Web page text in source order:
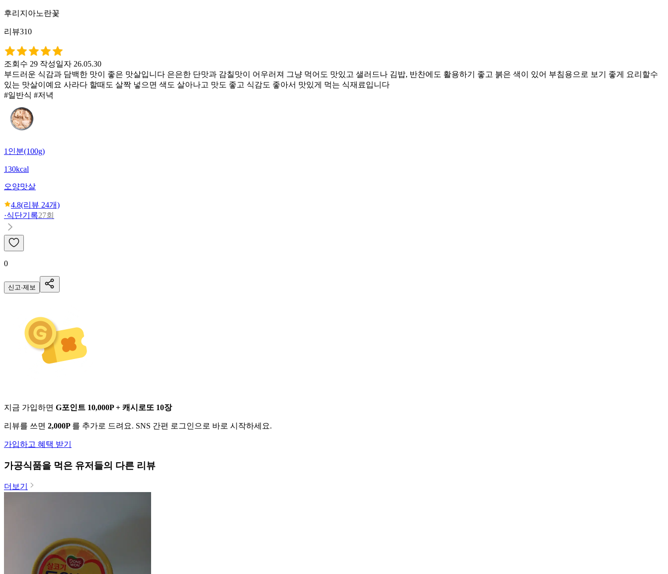
후리지아노란꽃
리뷰310
조회수 29 작성일자 26.05.30
부드러운 식감과 담백한 맛이 좋은 맛살입니다 은은한 단맛과 감칠맛이 어우러져 그냥 먹어도 맛있고 샐러드나 김밥, 반찬에도 활용하기 좋고 붉은 색이 있어 부침용으로 보기 좋게 요리할수
있는 맛살이예요 사라다 할때도 살짝 넣으면 색도 살아나고 맛도 좋고 식감도 좋아서 맛있게 먹는 식재료입니다
#일반식 #저녁
1인분(100g)
130kcal
오양맛살
4.8(리뷰 24개)
·식단기록27회
0
신고·제보
지금 가입하면 G포인트 10,000P + 캐시로또 10장
리뷰를 쓰면 2,000P 를 추가로 드려요. SNS 간편 로그인으로 바로 시작하세요.
가입하고 혜택 받기
가공식품을 먹은 유저들의 다른 리뷰
더보기